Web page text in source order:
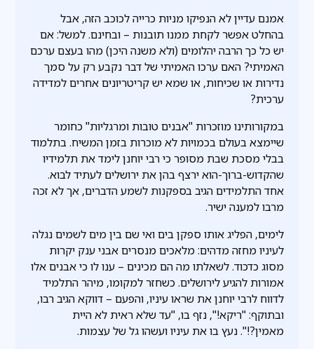
אמנם עדיין לא הנפיקו מניות כרייה לכוכב הזה, אבל
בהחלט אפשר לקחת ממנו תובנות – ובחינם. למשל: אם
יש כל כך הרבה יהלומים (ולא משנה היכן) מהו בעצם ערכם
האמיתי? האם ערכו האמיתי של דבר נקבע רק על סמך
נדירות או שכיחות, או שמא יש קריטריונים אחרים למדידה
ערכית?
במקורותינו מוזכרות "אבנים טובות ומרגליות" כחומר
שיימצא בעולם בכמויות לא מוכרות בזמן המשיח. בתלמוד
בבלי מסכת שבת מסופר כי רבי יוחנן לימד את תלמידיו
שהקדוש-ברוך-הוא ירצף בהן את ירושלים לעתיד לבוא.
אחד התלמידים הגיב בספקנות לשמע הדברים, אך לא זכה
מרבו למענה ישיר.
לימים, הפליג אותו ספקן בים ואי שם בין מים לשמים נגלה
לעיניו מחזה מדהים: מלאכים מנסרים אבני ענק יקרות
מסוג כדכוד. לשאלתו מה הם מכינים – ענו לו כי אבנים אלו
אמורות להגיע לירושלים. כשחזר למקומו, מיהר התלמיד
לדווח לרבי יוחנן את שראו עיניו, והפעם – דווקא הגיב רבו,
ובתוקף: "ריקא!", נזף בו, "עד שלא ראית לא היית
מאמין?!". נעץ בו את עיניו ועשהו גל של עצמות.